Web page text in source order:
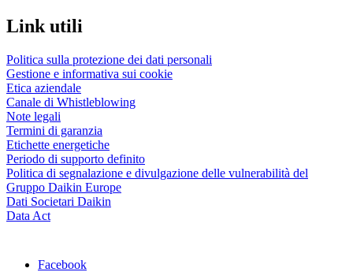
Link utili
Politica sulla protezione dei dati personali
Gestione e informativa sui cookie
Etica aziendale
Canale di Whistleblowing
Note legali
Termini di garanzia
Etichette energetiche
Periodo di supporto definito
Politica di segnalazione e divulgazione delle vulnerabilità del
Gruppo Daikin Europe
Dati Societari Daikin
Data Act
Facebook